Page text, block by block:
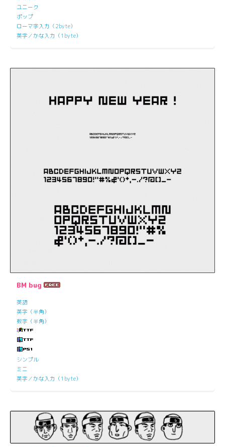
ユニーク
ポップ
ローマ字入力（2byte）
英字／かな入力（1byte）
BM bug
英語
英字（半角）
数字（半角）
シンプル
ミニ
英字／かな入力（1byte）